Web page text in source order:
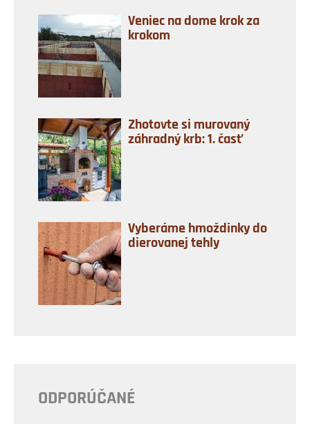
Veniec na dome krok za
krokom
Zhotovte si murovaný
záhradný krb: 1. časť
Vyberáme hmoždinky do
dierovanej tehly
ODPORÚČANÉ